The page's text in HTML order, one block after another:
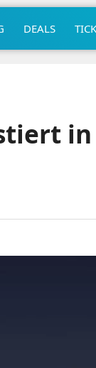
DEALS
in